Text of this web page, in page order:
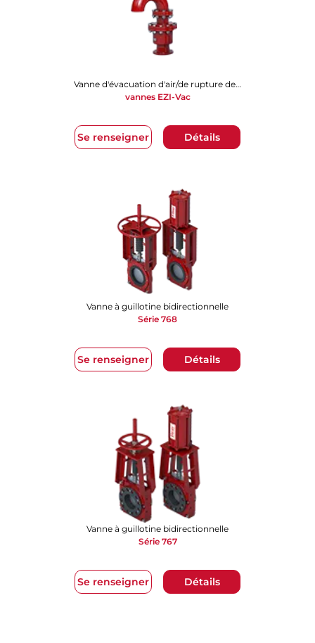
Se renseigner Détails
Vanne d'évacuation d'air/de rupture de vide
vannes EZI-Vac
Se renseigner Détails
Vanne à guillotine bidirectionnelle
Série 768
Se renseigner Détails
Vanne à guillotine bidirectionnelle
Série 767